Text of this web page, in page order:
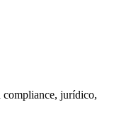
compliance, jurídico,